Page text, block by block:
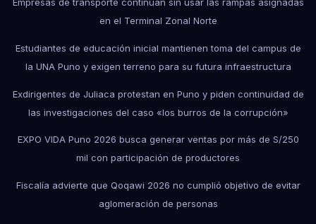
en el Terminal Zonal Norte
Estudiantes de educación inicial mantienen toma del campus de
la UNA Puno y exigen terreno para su futura infraestructura
Exdirigentes de Juliaca protestan en Puno y piden continuidad de
las investigaciones del caso «los burros de la corrupción»
EXPO VIDA Puno 2026 busca generar ventas por más de S/250
mil con participación de productores
Fiscalía advierte que Qoqawi 2026 no cumplió objetivo de evitar
aglomeración de personas